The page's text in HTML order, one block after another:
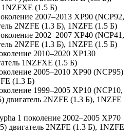
(1.5 Б)
2007–2013 XP90 (NCP92,
2NZFE (1.3 Б), 1NZFE (1.5 Б)
2002–2007 XP40 (NCP41,
2NZFE (1.3 Б), 1NZFE (1.5 Б)
2010–2020 XP130
1NZFXE (1.5 Б)
2005–2010 XP90 (NCP95)
(1.3 Б)
1999–2005 XP10 (NCP10,
двигатель 2NZFE (1.3 Б), 1NZFE
1 поколение 2002–2005 XP70
двигатель 2NZFE (1.3 Б), 1NZFE